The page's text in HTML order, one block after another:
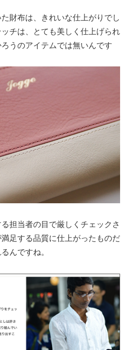
財布は、きれいな仕上がりでし
チは、とても美しく仕上げられ
うのアイテムでは無いんです
担当者の目で厳しくチェックさ
足する品質に仕上がったものだ
んですね。